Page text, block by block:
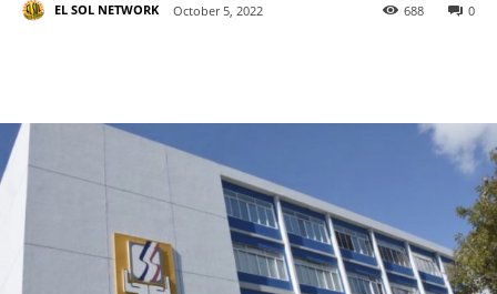
EL SOL NETWORK October 5, 2022 0
688